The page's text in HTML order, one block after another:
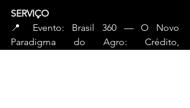
SERVIÇO
📍 Evento: Brasil 360 — O Novo
Paradigma do Agro: Crédito,